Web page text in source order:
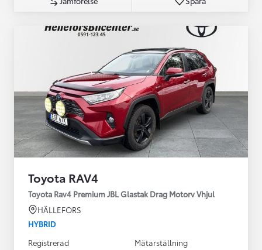
Toyota RAV4
Toyota Rav4 Premium JBL Glastak Drag Motorv Vhjul
HÄLLEFORS
HYBRID
Registrerad
Mätarställning